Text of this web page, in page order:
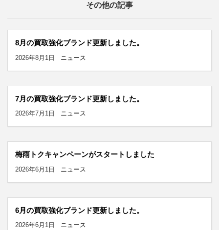
その他の記事
8月の買取強化ブランド更新しました。
2026年8月1日 ニュース
7月の買取強化ブランド更新しました。
2026年7月1日 ニュース
梅雨トクキャンペーンがスタートしました
2026年6月1日 ニュース
6月の買取強化ブランド更新しました。
2026年6月1日 ニュース